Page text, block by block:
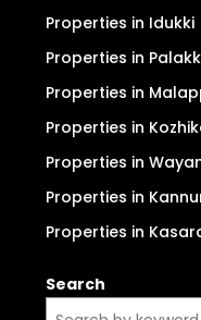
Properties in Idukki
Properties in
Properties in
Properties in
Properties in
Properties in
Properties in
Search